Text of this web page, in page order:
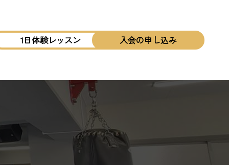
1日体験レッスン 入会の申し込み